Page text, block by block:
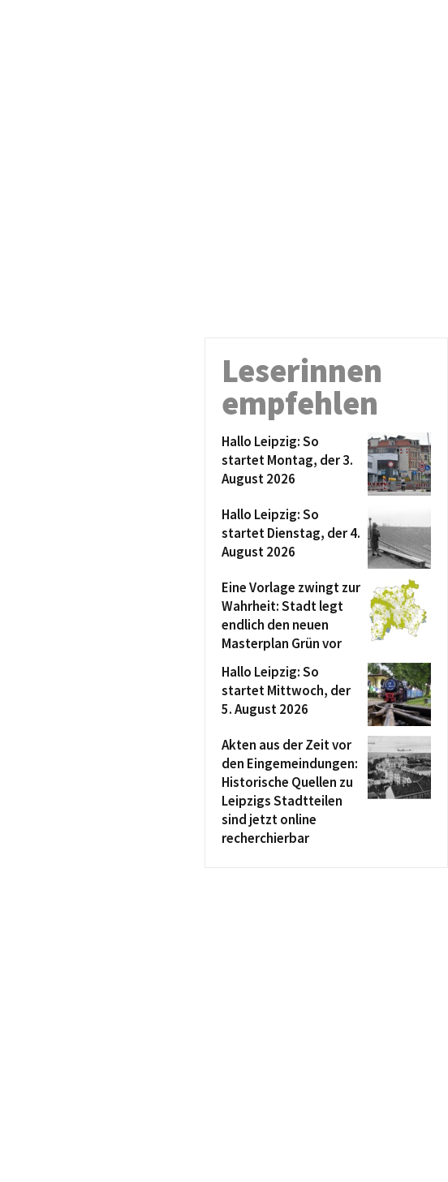
Leserinnen
empfehlen
Hallo Leipzig: So
startet Montag, der 3.
August 2026
Hallo Leipzig: So
startet Dienstag, der 4.
August 2026
Eine Vorlage zwingt zur
Wahrheit: Stadt legt
endlich den neuen
Masterplan Grün vor
Hallo Leipzig: So
startet Mittwoch, der
5. August 2026
Akten aus der Zeit vor
den Eingemeindungen:
Historische Quellen zu
Leipzigs Stadtteilen
sind jetzt online
recherchierbar